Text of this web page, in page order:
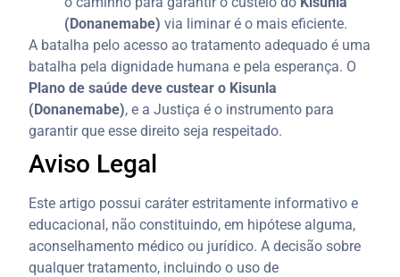
(Donanemabe) via liminar é o mais eficiente.
A batalha pelo acesso ao tratamento adequado é uma
batalha pela dignidade humana e pela esperança. O
Plano de saúde deve custear o Kisunla
(Donanemabe), e a Justiça é o instrumento para
garantir que esse direito seja respeitado.
Aviso Legal
Este artigo possui caráter estritamente informativo e
educacional, não constituindo, em hipótese alguma,
aconselhamento médico ou jurídico. A decisão sobre
qualquer tratamento, incluindo o uso de